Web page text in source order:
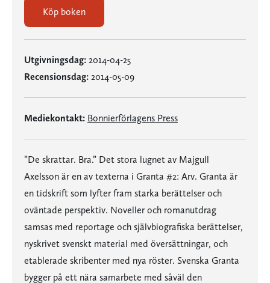
Köp boken
Utgivningsdag: 2014-04-25
Recensionsdag: 2014-05-09
Mediekontakt: Bonnierförlagens Press
”De skrattar. Bra.” Det stora lugnet av Majgull
Axelsson är en av texterna i Granta #2: Arv. Granta är
en tidskrift som lyfter fram starka berättelser och
oväntade perspektiv. Noveller och romanutdrag
samsas med reportage och självbiografiska berättelser,
nyskrivet svenskt material med översättningar, och
etablerade skribenter med nya röster. Svenska Granta
bygger på ett nära samarbete med såväl den